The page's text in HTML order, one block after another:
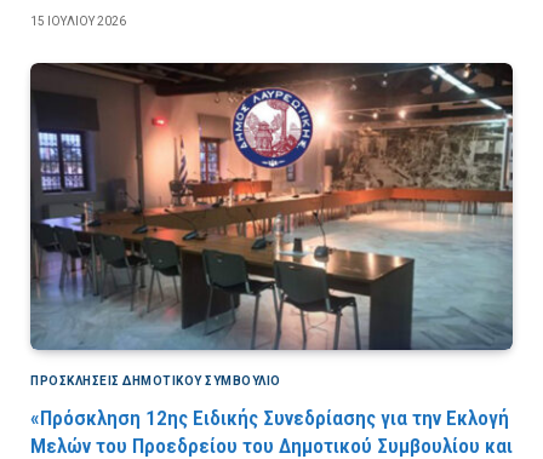
15 ΙΟΥΛΊΟΥ 2026
ΠΡΟΣΚΛΉΣΕΙΣ ΔΗΜΟΤΙΚΟΎ ΣΥΜΒΟΎΛΙΟ
«Πρόσκληση 12ης Ειδικής Συνεδρίασης για την Εκλογή
Μελών του Προεδρείου του Δημοτικού Συμβουλίου και